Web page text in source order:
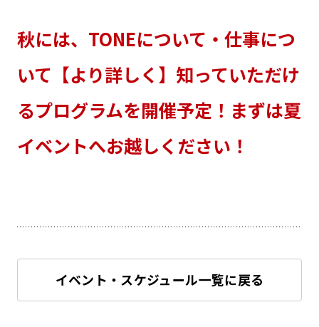
秋には、TONEについて・仕事につ
いて【より詳しく】知っていただけ
るプログラムを開催予定！まずは夏
イベントへお越しください！
イベント・スケジュール一覧に戻る